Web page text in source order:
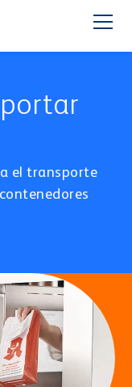
Hospital
el transporte